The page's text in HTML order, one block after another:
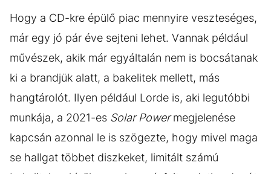
Hogy a CD-kre épülő piac mennyire veszteséges,
már egy jó pár éve sejteni lehet. Vannak például
művészek, akik már egyáltalán nem is bocsátanak
ki a brandjük alatt, a bakelitek mellett, más
hangtárolót. Ilyen például Lorde is, aki legutóbbi
munkája, a 2021-es Solar Powermegjelenése
kapcsán azonnal le is szögezte, hogy mivel maga
se hallgat többet diszkeket, limitált számú